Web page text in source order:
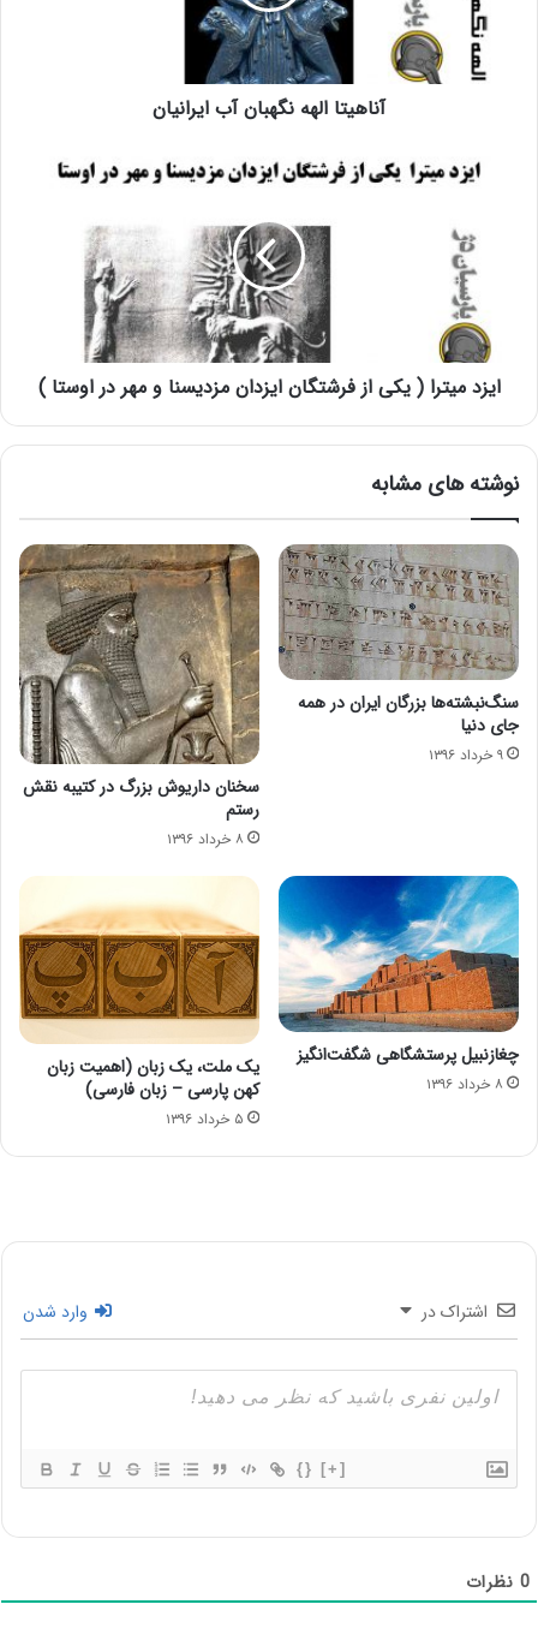
آناهیتا الهه نگهبان آب ایرانیان
ایزد میترا ( یکی از فرشتگان ایزدان مزدیسنا و مهر در اوستا )
نوشته های مشابه
سنگ‌نبشته‌ها بزرگان ایران در همه
جای دنیا
۹ خرداد ۱۳۹۶
سخنان داریوش بزرگ در کتیبه نقش
رستم
۸ خرداد ۱۳۹۶
چغازنبیل پرستشگاهی شگفت‌انگیز
۸ خرداد ۱۳۹۶
یک ملت، یک زبان (اهمیت زبان
کهن پارسی – زبان فارسی)
۵ خرداد ۱۳۹۶
اشتراک در وارد شدن
{} [+]
0 نظرات